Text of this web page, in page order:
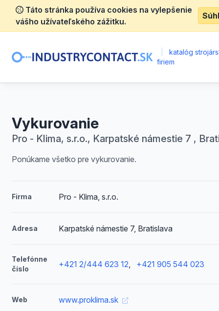
Táto stránka používa cookies na vylepšenie
vášho užívateľského zážitku.
katalóg
firiem
Vykurovanie
Pro - Klima, s.r.o., Karpatské námestie 7 ,
Ponúkame všetko pre vykurovanie.
Firma Pro - Klima, s.r.o.
Adresa Karpatské námestie 7, Bratislava
Telefónne
číslo
+421 2/444 623 12, +421 905 544 023
Web www.proklima.sk